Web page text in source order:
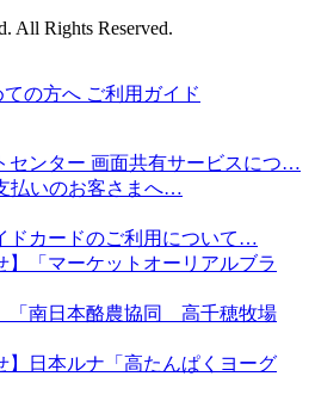
All Rights Reserved.
ての方へ ご利用ガイド
センター 画面共有サービスにつ…
払いのお客さまへ…
ドカードのご利用について…
】「マーケットオーリアルブラ
「南日本酪農協同 高千穂牧場
】日本ルナ「高たんぱくヨーグ